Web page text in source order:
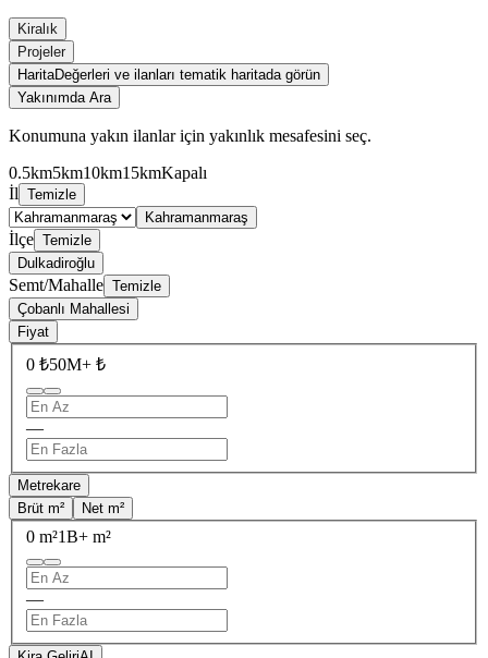
Kiralık
Projeler
HaritaDeğerleri ve ilanları tematik haritada görün
Yakınımda Ara
Konumuna yakın ilanlar için yakınlık mesafesini seç.
0.5km5km10km15kmKapalı
İl Temizle
Kahramanmaraş
İlçe Temizle
Dulkadiroğlu
Semt/Mahalle Temizle
Çobanlı Mahallesi
Fiyat
0 ₺50M+ ₺
—
Metrekare
Brüt m²
Net m²
0 m²1B+ m²
—